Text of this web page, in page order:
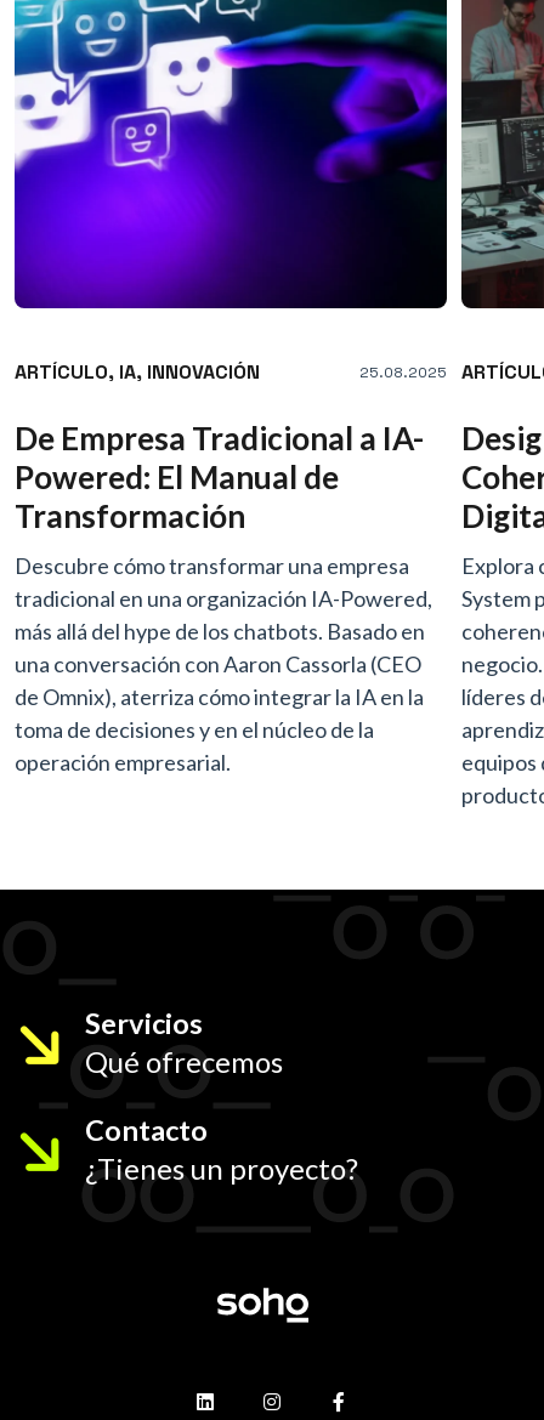
ARTÍCULO, IA, INNOVACIÓN 25.08.2025
De Empresa Tradicional a IA-
Powered: El Manual de
Transformación
Descubre cómo transformar una empresa
tradicional en una organización IA-Powered,
más allá del hype de los chatbots. Basado en
una conversación con Aaron Cassorla (CEO
de Omnix), aterriza cómo integrar la IA en la
toma de decisiones y en el núcleo de la
operación empresarial.
Explora
System
líderes
equipos
Servicios
Qué ofrecemos
Contacto
¿Tienes un proyecto?